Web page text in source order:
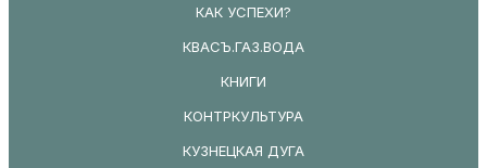
КАК УСПЕХИ?
КВАСЪ.ГАЗ.ВОДА
КНИГИ
КОНТРКУЛЬТУРА
КУЗНЕЦКАЯ ДУГА